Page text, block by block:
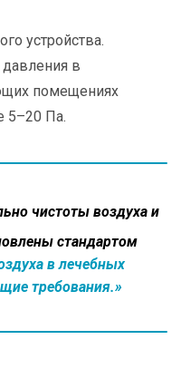
устройства.
в
помещениях
5–20 Па.
чистоты воздуха и
стандартом
в лечебных
требования.»